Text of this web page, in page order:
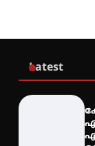
Latest